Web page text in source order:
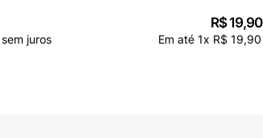
sem juros
R$ 19,90
Em até 1x R$ 19,90